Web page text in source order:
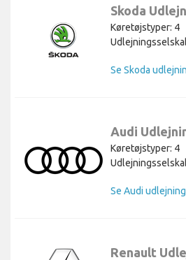
Skoda
Køretøjstyper: 4
Se Skoda
Audi
Køretøjstyper: 4
Se Audi
Renault